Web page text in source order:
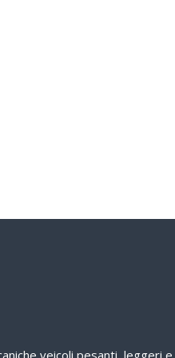
veicoli pesanti, leggeri e